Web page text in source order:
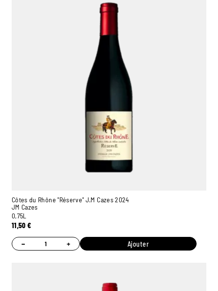
Côtes du Rhône "Réserve" J.M Cazes 2024
JM Cazes
0,75L
11,50€
− + Ajouter